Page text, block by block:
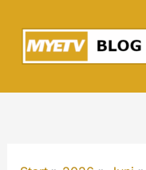
Inhalt
springen